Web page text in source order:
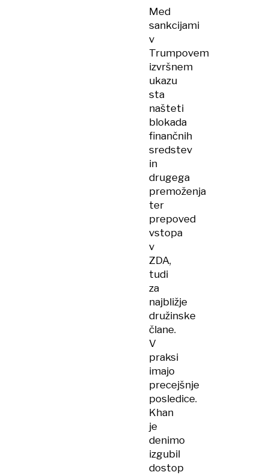
Med
sankcijami
v
Trumpovem
izvršnem
ukazu
sta
našteti
blokada
finančnih
sredstev
in
drugega
premoženja
ter
prepoved
vstopa
v
ZDA,
tudi
za
najbližje
družinske
člane.
V
praksi
imajo
precejšnje
posledice.
Khan
je
denimo
izgubil
dostop